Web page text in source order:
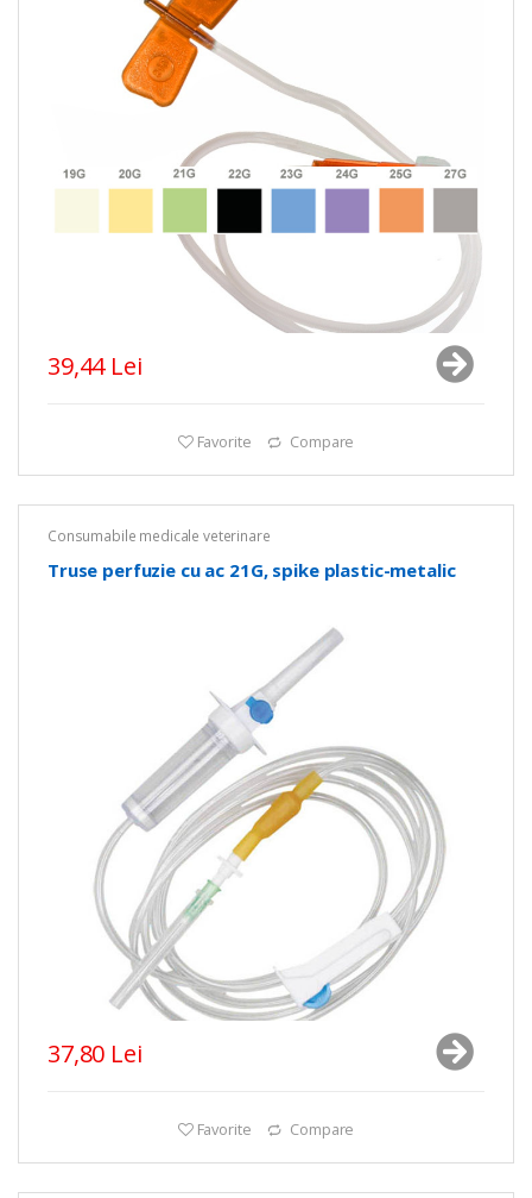
39,44 Lei
Favorite Compare
Consumabile medicale veterinare
Truse perfuzie cu ac 21G, spike plastic-metalic
37,80 Lei
Favorite Compare